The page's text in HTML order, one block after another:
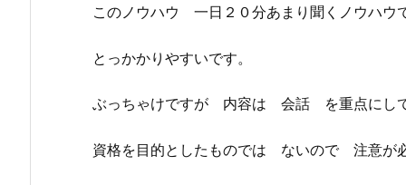
このノウハウ 一日２０分あまり聞くノウハウ
とっかかりやすいです。
ぶっちゃけですが 内容は 会話 を重点にし
資格を目的としたものでは ないので 注意が